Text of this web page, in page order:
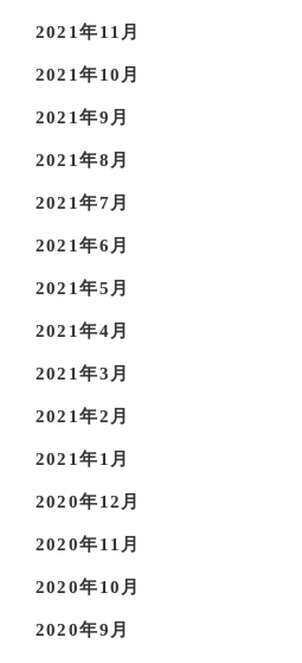
2021年11月
2021年10月
2021年9月
2021年8月
2021年7月
2021年6月
2021年5月
2021年4月
2021年3月
2021年2月
2021年1月
2020年12月
2020年11月
2020年10月
2020年9月